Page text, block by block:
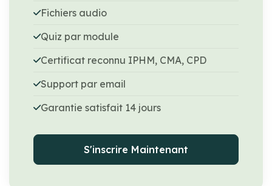
Fichiers audio
Quiz par module
Certificat reconnu IPHM, CMA, CPD
Support par email
Garantie satisfait 14 jours
S'inscrire Maintenant